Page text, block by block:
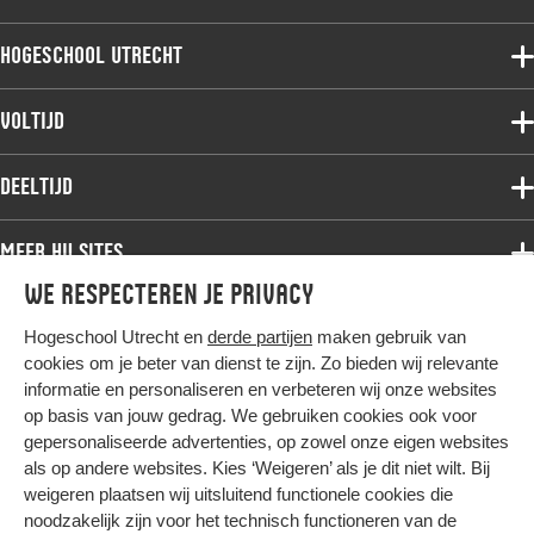
We respecteren je privacy
Hogeschool Utrecht en derde partijen maken gebruik van
cookies om je beter van dienst te zijn. Zo bieden wij relevante
informatie en personaliseren en verbeteren wij onze websites
op basis van jouw gedrag. We gebruiken cookies ook voor
gepersonaliseerde advertenties, op zowel onze eigen websites
als op andere websites. Kies ‘Weigeren’ als je dit niet wilt. Bij
weigeren plaatsen wij uitsluitend functionele cookies die
noodzakelijk zijn voor het technisch functioneren van de
Hogeschool Utrecht
Voltijdopleidingen
Deeltijdopleidingen
Onderzoek
Werken bij de HU
Contact
Voltijd
Associate degree
Bachelor
Master
Studiekeuze voltijd
Deeltijd
Associate degree
Bachelor
Master
Post-master
Studiekeuze deeltijd
Meer HU sites
HU International
HU Bibliotheek
HU Ontwikkelt
Duurzame HU
Intranet
Trajectum
Hier komt alles samen
Colofon
Privacy